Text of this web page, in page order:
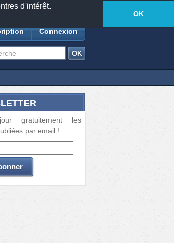
d'intérêt.
OK
-447lecteurs connectés
Connexion
gratuitement les
par email !